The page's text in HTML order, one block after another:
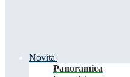
Novità
Panoramica